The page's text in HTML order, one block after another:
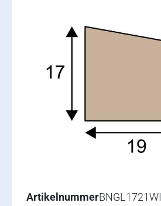
ArtikelnummerBNGL1721WI